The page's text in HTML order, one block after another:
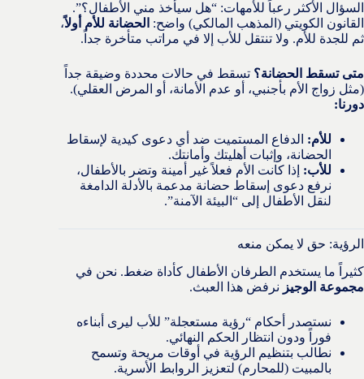
السؤال الأكثر رعباً للأمهات: “هل سيأخذ مني الأطفال؟”.
القانون الكويتي (المذهب المالكي) واضح: الحضانة للأم أولاً،
ثم للجدة للأم. ولا تنتقل للأب إلا في مراتب متأخرة جداً.
متى تسقط الحضانة؟ تسقط في حالات محددة وضيقة جداً
(مثل زواج الأم بأجنبي، أو عدم الأمانة، أو المرض العقلي).
دورنا:
للأم: الدفاع المستميت ضد أي دعوى كيدية لإسقاط
الحضانة، وإثبات أهليتك وأمانتك.
للأب: إذا كانت الأم فعلاً غير أمينة وتضر بالأطفال،
نرفع دعوى إسقاط حضانة مدعمة بالأدلة الدامغة
لنقل الأطفال إلى “البيئة الآمنة”.
الرؤية: حق لا يمكن منعه
كثيراً ما يستخدم الطرفان الأطفال كأداة ضغط. نحن في
مجموعة الوجيز نرفض هذا العبث.
نستصدر أحكام “رؤية مستعجلة” للأب ليرى أبناءه
فوراً ودون انتظار الحكم النهائي.
نطالب بتنظيم الرؤية في أوقات مريحة وتسمح
بالمبيت (للمحارم) لتعزيز الروابط الأسرية.